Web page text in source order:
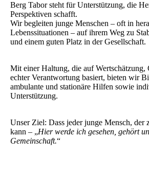
Berg Tabor steht für Unterstützung, die
Perspektiven schafft.
Wir begleiten junge Menschen – oft in
Lebenssituationen – auf ihrem Weg zu
und einem guten Platz in der Gesellschaft.
Mit einer Haltung, die auf Wertschätzung,
echter Verantwortung basiert, bieten wir
ambulante und stationäre Hilfen sowie
Unterstützung.
Unser Ziel: Dass jeder junge Mensch, der
kann – „Hier werde ich gesehen, gehört
Gemeinschaft.“